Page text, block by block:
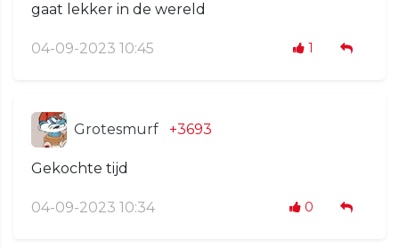
gaat lekker in de wereld
04-09-2023 10:45 1
Grotesmurf +3693
Gekochte tijd
04-09-2023 10:34 0